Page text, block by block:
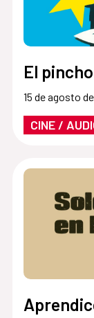
El
15 de agosto
CINE /